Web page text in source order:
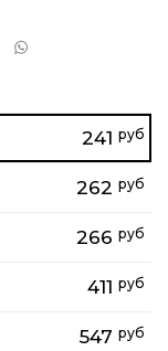
241 руб
262 руб
266 руб
411 руб
547 руб